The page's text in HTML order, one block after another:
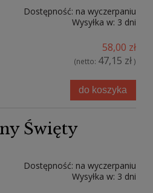
Dostępność: na wyczerpaniu
Wysyłka w: 3 dni
58,00 zł
(netto: 47,15 zł)
do koszyka
Święty
Dostępność: na wyczerpaniu
Wysyłka w: 3 dni